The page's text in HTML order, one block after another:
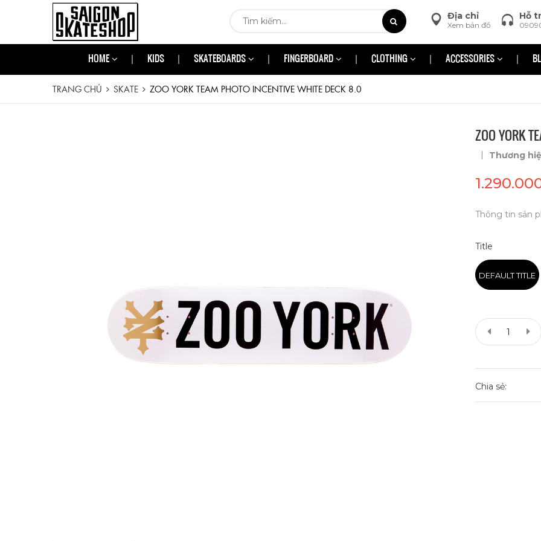
Hỗ
Địa chỉ
Xem bản đồ
HOME KIDS SKATEBOARDS FINGERBOARD CLOTHING ACCESSORIES
TRANG CHỦ SKATE ZOO YORK TEAM PHOTO INCENTIVE WHITE DECK 8.0
ZOO YORK
| Thương
Thông tin sản
Title
DEFAULT TITLE
Chia sẻ: